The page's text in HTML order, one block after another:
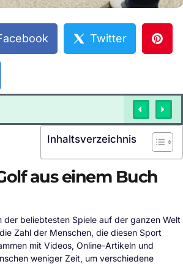
Twitter
Inhaltsverzeichnis
aus einem Buch
der beliebtesten Spiele auf der ganzen Welt
Zahl der Menschen, die diesen Sport
mit Videos, Online-Artikeln und
weniger Zeit, um verschiedene